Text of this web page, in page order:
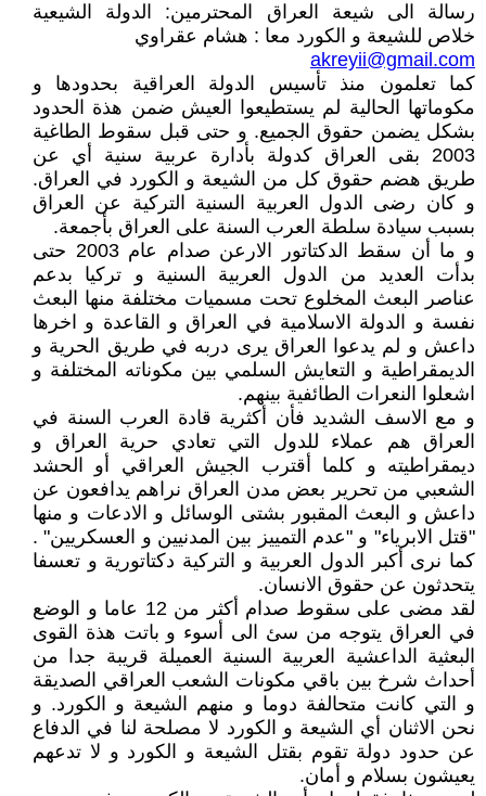
رسالة الى شيعة العراق المحترمين: الدولة الشيعية
خلاص للشيعة و الكورد معا : هشام عقراوي
akreyii@gmail.com
كما تعلمون منذ تأسيس الدولة العراقية بحدودها و
مكوماتها الحالية لم يستطيعوا العيش ضمن هذة الحدود
بشكل يضمن حقوق الجميع. و حتى قبل سقوط الطاغية
2003 بقى العراق كدولة بأدارة عربية سنية أي عن
طريق هضم حقوق كل من الشيعة و الكورد في العراق.
و كان رضى الدول العربية السنية التركية عن العراق
بسبب سيادة سلطة العرب السنة على العراق بأجمعة.
و ما أن سقط الدكتاتور الارعن صدام عام 2003 حتى
بدأت العديد من الدول العربية السنية و تركيا بدعم
عناصر البعث المخلوع تحت مسميات مختلفة منها البعث
نفسة و الدولة الاسلامية في العراق و القاعدة و اخرها
داعش و لم يدعوا العراق يرى دربه في طريق الحرية و
الديمقراطية و التعايش السلمي بين مكوناته المختلفة و
اشعلوا النعرات الطائفية بينهم.
و مع الاسف الشديد فأن أكثرية قادة العرب السنة في
العراق هم عملاء للدول التي تعادي حرية العراق و
ديمقراطيته و كلما أقترب الجيش العراقي أو الحشد
الشعبي من تحرير بعض مدن العراق نراهم يدافعون عن
داعش و البعث المقبور بشتى الوسائل و الادعات و منها
"قتل الابرياء" و "عدم التمييز بين المدنيين و العسكريين" .
كما نرى أكبر الدول العربية و التركية دكتاتورية و تعسفا
يتحدثون عن حقوق الانسان.
لقد مضى على سقوط صدام أكثر من 12 عاما و الوضع
في العراق يتوجه من سئ الى أسوء و باتت هذة القوى
البعثية الداعشية العربية السنية العميلة قريبة جدا من
أحداث شرخ بين باقي مكونات الشعب العراقي الصديقة
و التي كانت متحالفة دوما و منهم الشيعة و الكورد. و
نحن الاثنان أي الشيعة و الكورد لا مصلحة لنا في الدفاع
عن حدود دولة تقوم بقتل الشيعة و الكورد و لا تدعهم
يعيشون بسلام و أمان.